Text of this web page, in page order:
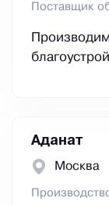
Поставщик
Аданат
Москва